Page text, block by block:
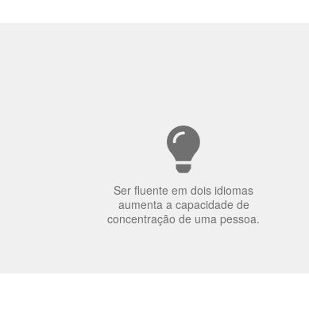
Ser fluente em dois idiomas
aumenta a capacidade de
concentração de uma pessoa.